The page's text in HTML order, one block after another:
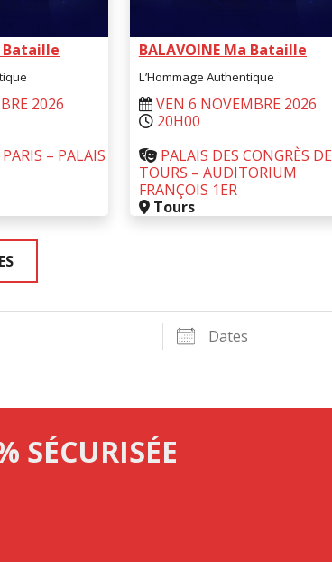
Bataille
2026
– PALAIS
RÉSERVER
BALAVOINE Ma Bataille
L’Hommage Authentique
VEN 6 NOVEMBRE 2026
20H00
PALAIS DES CONGRÈS DE
TOURS – AUDITORIUM
FRANÇOIS 1ER
Tours
Dates
SÉCURISÉE